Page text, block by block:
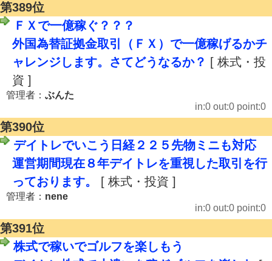
第389位
ＦＸで一億稼ぐ？？？
外国為替証拠金取引（ＦＸ）で一億稼げるかチ
ャレンジします。さてどうなるか？ [ 株式・投
資 ]
管理者： ぶんた
in:0 out:0 point:0
第390位
デイトレでいこう日経２２５先物ミニも対応
運営期間現在８年デイトレを重視した取引を行
っております。
[ 株式・投資 ]
管理者： nene
in:0 out:0 point:0
第391位
株式で稼いでゴルフを楽しもう